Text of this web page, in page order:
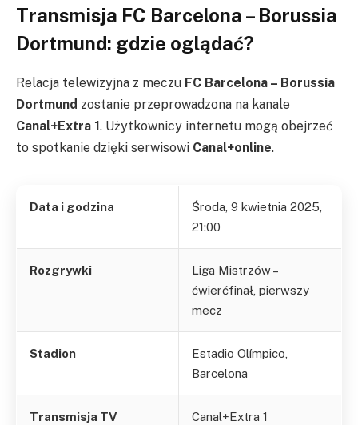
Transmisja FC Barcelona – Borussia
Dortmund: gdzie oglądać?
Relacja telewizyjna z meczu FC Barcelona – Borussia
Dortmund zostanie przeprowadzona na kanale
Canal+Extra 1. Użytkownicy internetu mogą obejrzeć
to spotkanie dzięki serwisowi Canal+online.
Data i godzina
Środa, 9 kwietnia 2025,
21:00
Rozgrywki
Liga Mistrzów –
ćwierćfinał, pierwszy
mecz
Stadion
Estadio Olímpico,
Barcelona
Transmisja TV Canal+Extra 1